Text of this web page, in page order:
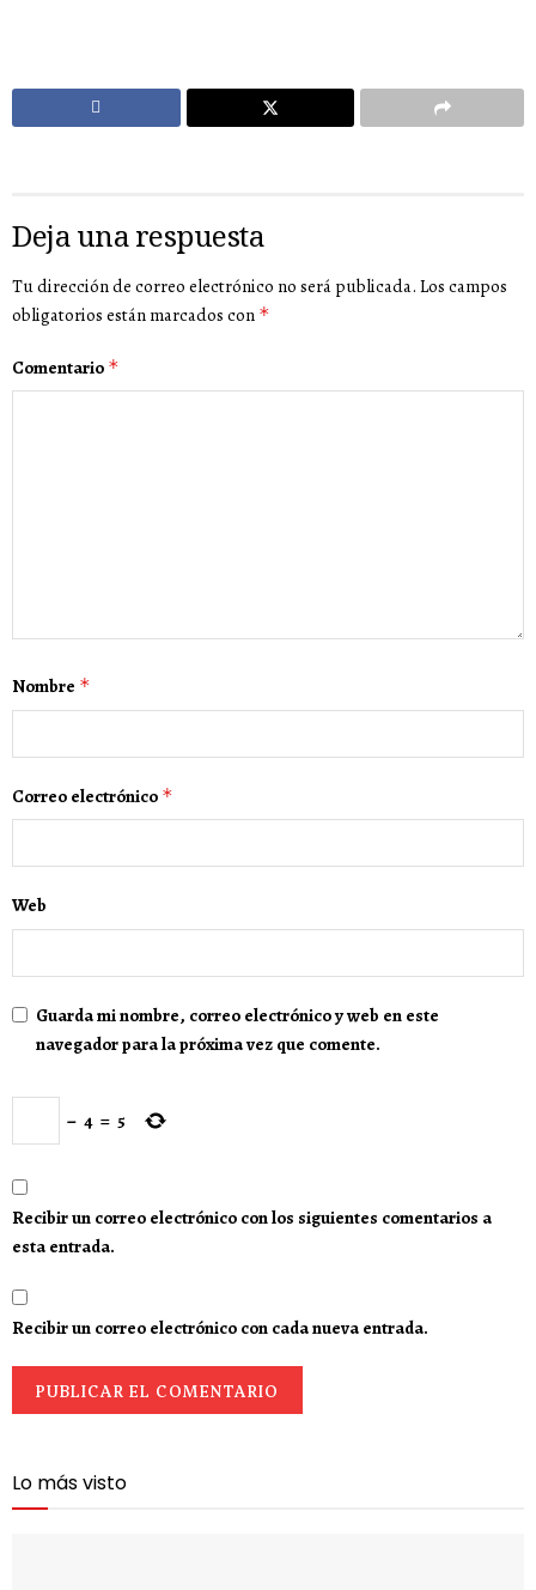
Deja una respuesta
Tu dirección de correo electrónico no será publicada. Los campos
obligatorios están marcados con *
Comentario *
Nombre *
Correo electrónico *
Web
Guarda mi nombre, correo electrónico y web en este
navegador para la próxima vez que comente.
− 4 = 5
Recibir un correo electrónico con los siguientes comentarios a
esta entrada.
Recibir un correo electrónico con cada nueva entrada.
Lo más visto